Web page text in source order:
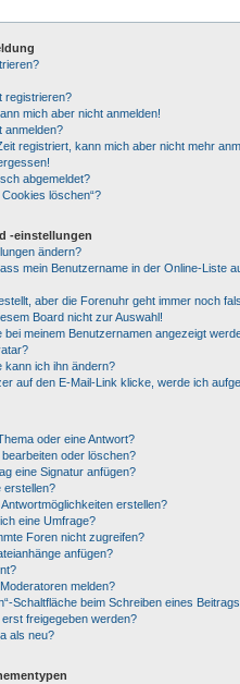
registrieren?
mich aber nicht anmelden!
anmelden?
registriert, kann mich aber nicht mehr
abgemeldet?
löschen“?
-einstellungen
ändern?
mein Benutzername in der Online-Liste
aber die Forenuhr geht immer noch
Board nicht zur Auswahl!
bei meinem Benutzernamen angezeigt
kann ich ihn ändern?
auf den E-Mail-Link klicke, werde ich
oder eine Antwort?
oder löschen?
eine Signatur anfügen?
erstellen?
erstellen?
eine Umfrage?
Foren nicht zugreifen?
anfügen?
melden?
Schaltfläche beim Schreiben eines
freigegeben werden?
als neu?